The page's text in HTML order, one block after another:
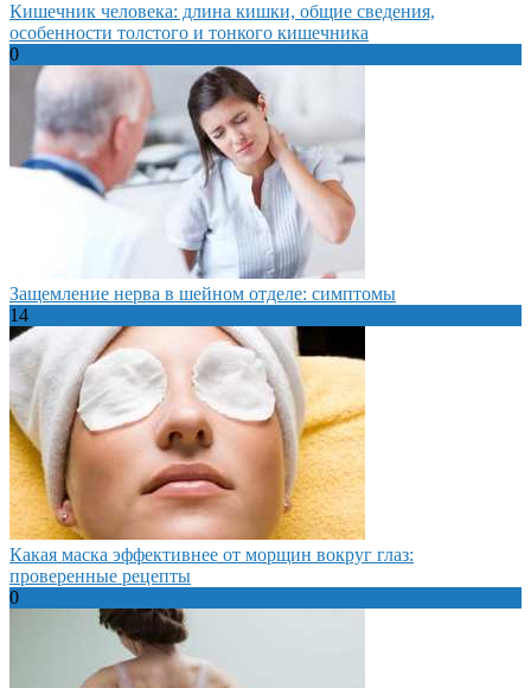
Кишечник человека: длина кишки, общие сведения,
особенности толстого и тонкого кишечника
0
Защемление нерва в шейном отделе: симптомы
14
Какая маска эффективнее от морщин вокруг глаз:
проверенные рецепты
0